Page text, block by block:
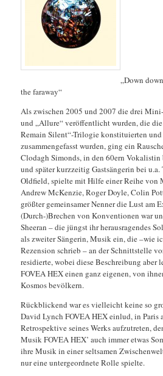
„Down
the faraway“
Als zwischen 2005 und 2007 die drei
und „Allure“ veröffentlicht wurden, die
Remain Silent“-Trilogie konstituierten
zusammengefasst wurden, ging ein
Clodagh Simonds, in den 60ern
und später kurzzeitig Gastsängerin bei
Oldfield, spielte mit Hilfe einer Reihe von
Andrew McKenzie, Roger Doyle, Colin
größter gemeinsamer Nenner die Lust am
(Durch-)Brechen von Konventionen war
Sheeran – die jüngst ihr herausragendes
als zweiter Sängerin, Musik ein, die –wie
Rezension schrieb – an der Schnittstelle
residierte, wobei diese Beschreibung
FOVEA HEX einen ganz eigenen, von
Kosmos bevölkern.
Rückblickend war es vielleicht keine so
David Lynch FOVEA HEX einlud, in Paris
Retrospektive seines Werks aufzutreten,
Musik FOVEA HEX’ auch immer etwas
ihre Musik in einer seltsamen
nur eine untergeordnete Rolle spielte.